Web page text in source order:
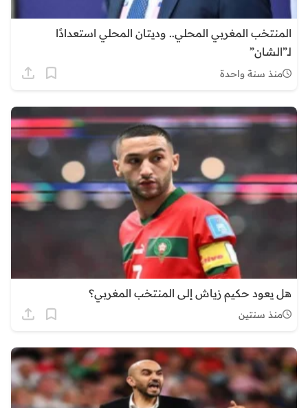
المنتخب المغربي المحلي.. وديتان المحلي استعدادًا
لـ”الشان”
منذ سنة واحدة
هل يعود حكيم زياش إلى المنتخب المغربي؟
منذ سنتين